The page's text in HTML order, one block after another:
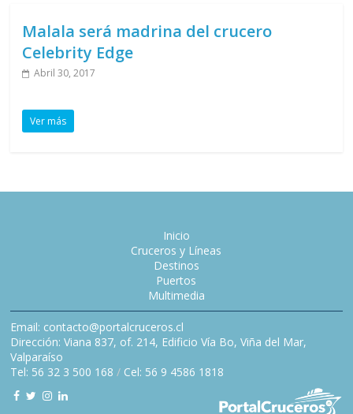
Malala será madrina del crucero
Celebrity Edge
Abril 30, 2017
Ver más
Inicio
Cruceros y Líneas
Destinos
Puertos
Multimedia
Email: contacto@portalcruceros.cl
Dirección: Viana 837, of. 214, Edificio Vía Bo, Viña del Mar,
Valparaíso
Tel: 56 32 3 500 168 / Cel: 56 9 4586 1818